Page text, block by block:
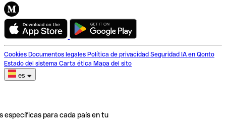
Cookies Documentos legales Política de privacidad Seguridad IA en Qonto
Estado del sistema Carta ética Mapa del sito
es
específicas para cada país en tu